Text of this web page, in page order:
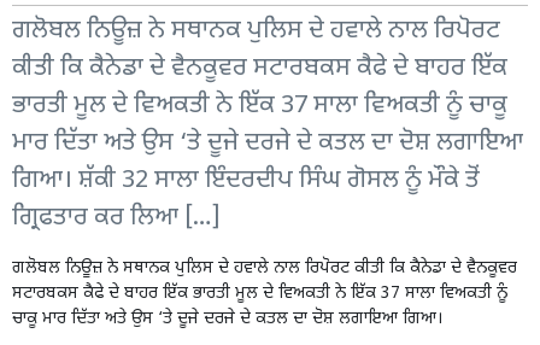
ਗਲੋਬਲ ਨਿਊਜ਼ ਨੇ ਸਥਾਨਕ ਪੁਲਿਸ ਦੇ ਹਵਾਲੇ ਨਾਲ ਰਿਪੋਰਟ
ਕੀਤੀ ਕਿ ਕੈਨੇਡਾ ਦੇ ਵੈਨਕੂਵਰ ਸਟਾਰਬਕਸ ਕੈਫੇ ਦੇ ਬਾਹਰ ਇੱਕ
ਭਾਰਤੀ ਮੂਲ ਦੇ ਵਿਅਕਤੀ ਨੇ ਇੱਕ 37 ਸਾਲਾ ਵਿਅਕਤੀ ਨੂੰ ਚਾਕੂ
ਮਾਰ ਦਿੱਤਾ ਅਤੇ ਉਸ ‘ਤੇ ਦੂਜੇ ਦਰਜੇ ਦੇ ਕਤਲ ਦਾ ਦੋਸ਼ ਲਗਾਇਆ
ਗਿਆ। ਸ਼ੱਕੀ 32 ਸਾਲਾ ਇੰਦਰਦੀਪ ਸਿੰਘ ਗੋਸਲ ਨੂੰ ਮੌਕੇ ਤੋਂ
ਗ੍ਰਿਫਤਾਰ ਕਰ ਲਿਆ […]
ਗਲੋਬਲ ਨਿਊਜ਼ ਨੇ ਸਥਾਨਕ ਪੁਲਿਸ ਦੇ ਹਵਾਲੇ ਨਾਲ ਰਿਪੋਰਟ ਕੀਤੀ ਕਿ ਕੈਨੇਡਾ ਦੇ ਵੈਨਕੂਵਰ
ਸਟਾਰਬਕਸ ਕੈਫੇ ਦੇ ਬਾਹਰ ਇੱਕ ਭਾਰਤੀ ਮੂਲ ਦੇ ਵਿਅਕਤੀ ਨੇ ਇੱਕ 37 ਸਾਲਾ ਵਿਅਕਤੀ ਨੂੰ
ਚਾਕੂ ਮਾਰ ਦਿੱਤਾ ਅਤੇ ਉਸ ‘ਤੇ ਦੂਜੇ ਦਰਜੇ ਦੇ ਕਤਲ ਦਾ ਦੋਸ਼ ਲਗਾਇਆ ਗਿਆ।